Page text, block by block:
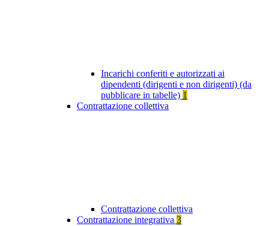
Incarichi conferiti e autorizzati ai
dipendenti (dirigenti e non dirigenti) (da
pubblicare in tabelle) 1
Contrattazione collettiva
Contrattazione collettiva
Contrattazione integrativa 3